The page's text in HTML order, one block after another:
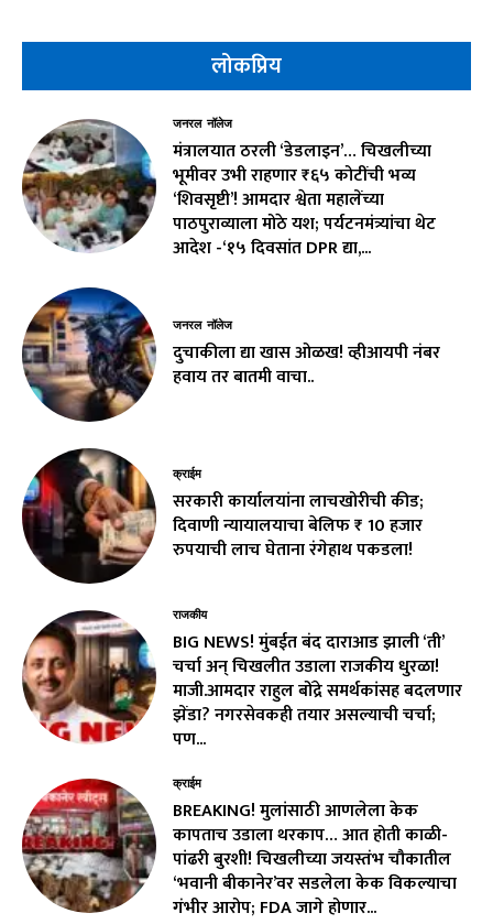
लोकप्रिय
जनरल नॉलेज
मंत्रालयात ठरली ‘डेडलाइन’… चिखलीच्या
भूमीवर उभी राहणार ₹६५ कोटींची भव्य
‘शिवसृष्टी’! आमदार श्वेता महालेंच्या
पाठपुराव्याला मोठे यश; पर्यटनमंत्र्यांचा थेट
आदेश -‘१५ दिवसांत DPR द्या,...
जनरल नॉलेज
दुचाकीला द्या खास ओळख! व्हीआयपी नंबर
हवाय तर बातमी वाचा..
क्राईम
सरकारी कार्यालयांना लाचखोरीची कीड;
दिवाणी न्यायालयाचा बेलिफ ₹ 10 हजार
रुपयाची लाच घेताना रंगेहाथ पकडला!
राजकीय
BIG NEWS! मुंबईत बंद दाराआड झाली ‘ती’
चर्चा अन् चिखलीत उडाला राजकीय धुरळा!
माजी.आमदार राहुल बोंद्रे समर्थकांसह बदलणार
झेंडा? नगरसेवकही तयार असल्याची चर्चा;
पण...
क्राईम
BREAKING! मुलांसाठी आणलेला केक
कापताच उडाला थरकाप… आत होती काळी-
पांढरी बुरशी! चिखलीच्या जयस्तंभ चौकातील
‘भवानी बीकानेर’वर सडलेला केक विकल्याचा
गंभीर आरोप; FDA जागे होणार...